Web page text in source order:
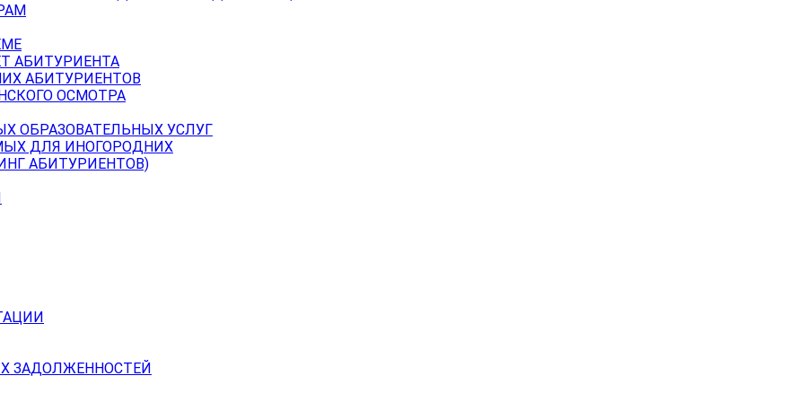
АБИТУРИЕНТА
АБИТУРИЕНТОВ
ОСМОТРА
ОБРАЗОВАТЕЛЬНЫХ УСЛУГ
ДЛЯ ИНОГОРОДНИХ
АБИТУРИЕНТОВ)
ЗАДОЛЖЕННОСТЕЙ